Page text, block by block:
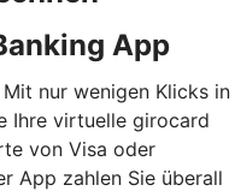
App
nur wenigen Klicks in
Ihre virtuelle girocard
von Visa oder
App zahlen Sie überall